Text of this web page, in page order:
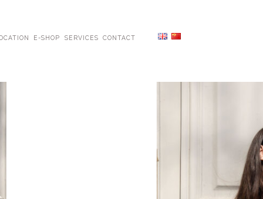
E-SHOP SERVICES CONTACT